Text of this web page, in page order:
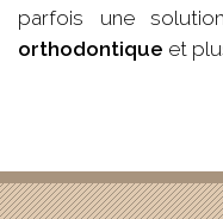
parfois une
orthodontique et